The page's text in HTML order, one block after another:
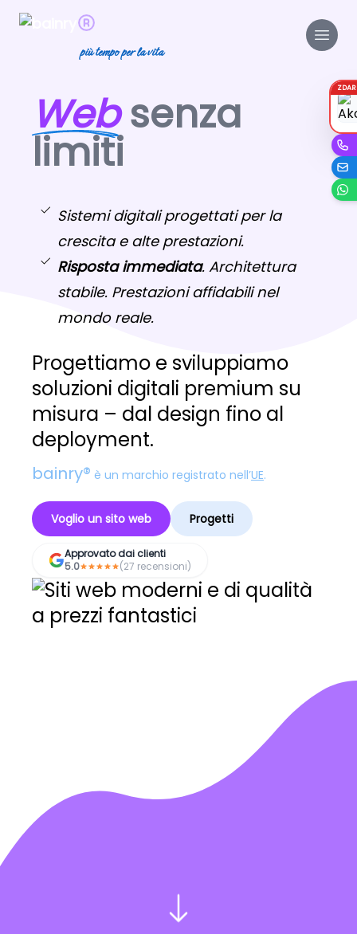
più tempo per la vita
Websenza
limiti
Sistemi digitali progettati per la
crescita e alte prestazioni.
Risposta immediata. Architettura
stabile. Prestazioni affidabili nel
mondo reale.
Progettiamo e sviluppiamo
soluzioni digitali premium su
misura – dal design fino al
deployment.
bainry® è un marchio registrato nell’UE.
Voglio un sito web Progetti
Approvato dai clienti
5.0
(27 recensioni)